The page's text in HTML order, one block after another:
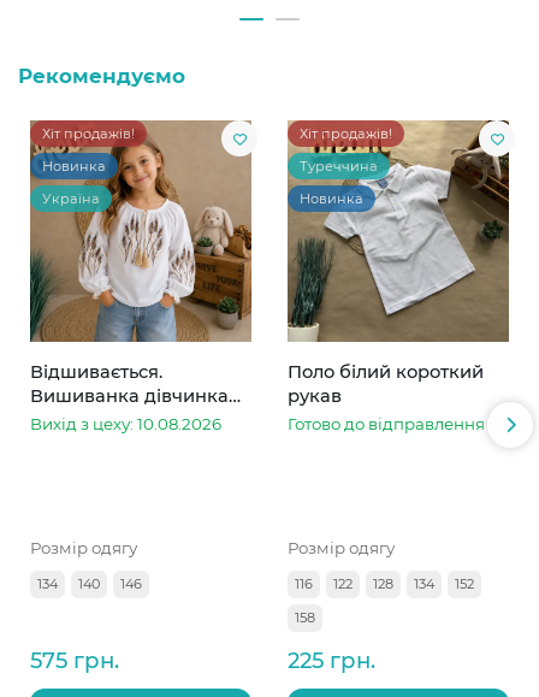
Рекомендуємо
Хіт продажів!
Новинка
Україна
Відшивається.
Вишиванка дівчинка
колоски
Вихід з цеху: 10.08.2026
Розмір одягу
134 140 146
575 грн.
Хіт продажів!
Туреччина
Новинка
Поло білий короткий
рукав
Готово до відправлення
Розмір одягу
116 122 128 134
152
158
225 грн.